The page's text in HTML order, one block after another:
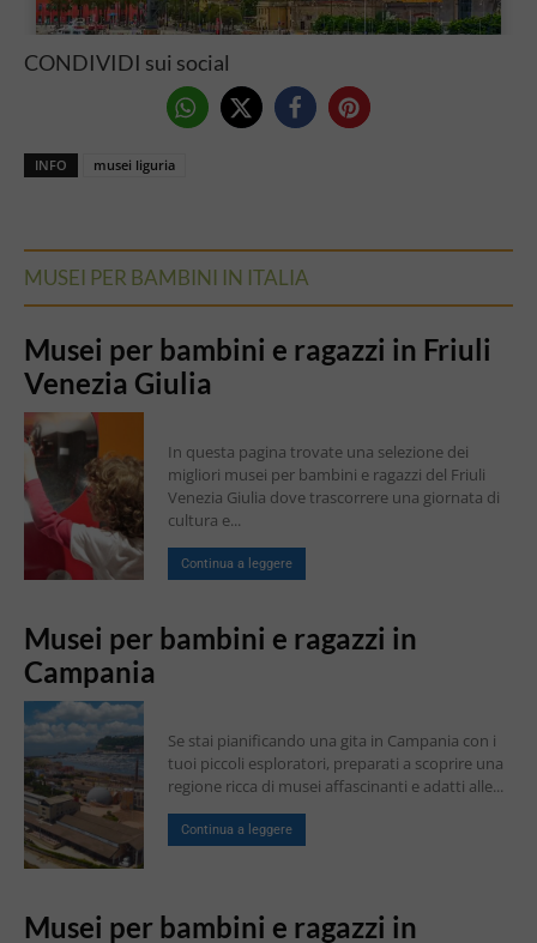
CONDIVIDI sui social
INFO musei liguria
MUSEI PER BAMBINI IN ITALIA
Musei per bambini e ragazzi in Friuli
Venezia Giulia
In questa pagina trovate una selezione dei
migliori musei per bambini e ragazzi del Friuli
Venezia Giulia dove trascorrere una giornata di
cultura e...
Continua a leggere
Musei per bambini e ragazzi in
Campania
Se stai pianificando una gita in Campania con i
tuoi piccoli esploratori, preparati a scoprire una
regione ricca di musei affascinanti e adatti alle...
Continua a leggere
Musei per bambini e ragazzi in